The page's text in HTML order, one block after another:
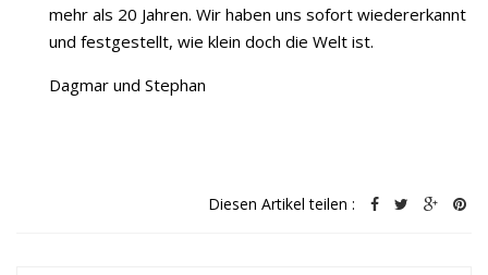
mehr als 20 Jahren. Wir haben uns sofort wiedererkannt
und festgestellt, wie klein doch die Welt ist.
Dagmar und Stephan
Diesen Artikel teilen :